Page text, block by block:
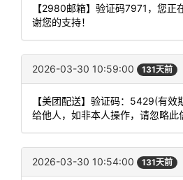
【2980邮箱】验证码7971，您正
谢您的支持！
2026-03-30 10:59:00 131天前
【美团配送】验证码：5429(有
给他人，如非本人操作，请忽略此
2026-03-30 10:54:00 131天前